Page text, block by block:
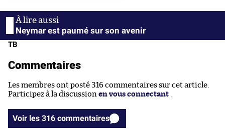
Neymar est paumé sur son avenir
TB
Commentaires
Les membres ont posté 316 commentaires sur cet article.
Participez à la discussion en vous connectant
Voir les 316 commentaires